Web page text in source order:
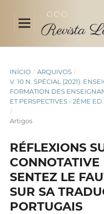
INÍCIO / ARQUIVOS /
V. 10 N. SPÉCIAL (2021):
FORMATION DES
ET PERSPECTIVES - 2ÈME ED.
/
Artigos
RÉFLEXIONS
CONNOTATIVE
SENTEZ LE
SUR SA
PORTUGAIS